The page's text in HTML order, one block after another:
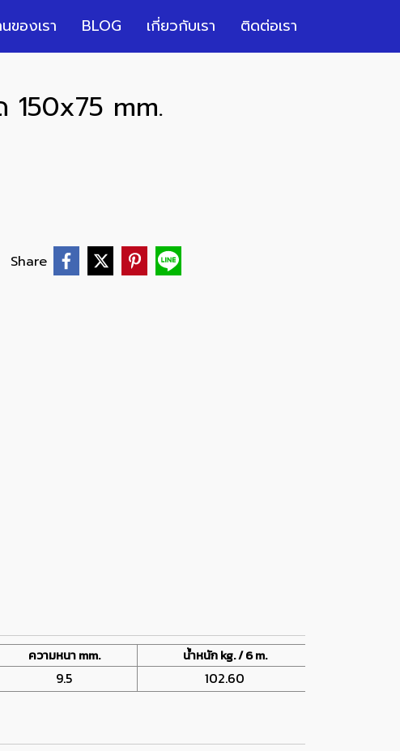
ของเรา BLOG เกี่ยวกับเรา ติดต่อเรา
150x75 mm.
Share
ความหนา mm. น้ำหนัก kg. / 6 m.
9.5 102.60